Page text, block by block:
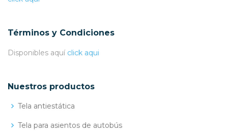
Términos y Condiciones
Disponibles aquí click aqui
Nuestros productos
Tela antiestática
Tela para asientos de autobús